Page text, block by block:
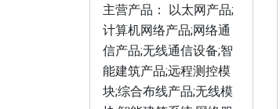
主营产品： 以太网产品;
计算机网络产品;网络通
信产品;无线通信设备;智
能建筑产品;远程测控模
块;综合布线产品;无线模